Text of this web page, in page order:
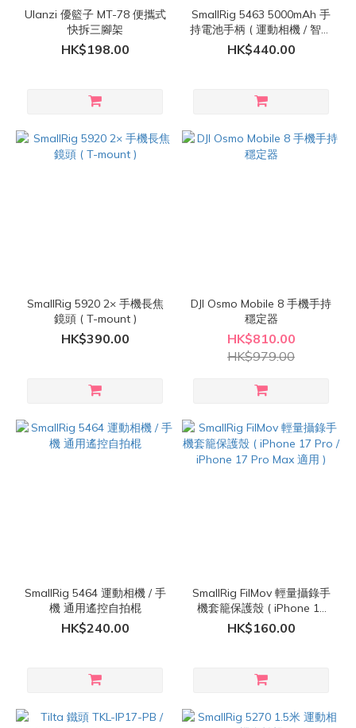
Ulanzi 優籃子 MT-78 便攜式
快拆三腳架
HK$198.00
SmallRig 5463 5000mAh 手
持電池手柄 ( 運動相機 / 智能
電話 適用 )
HK$440.00
SmallRig 5920 2× 手機長焦
鏡頭 ( T-mount )
HK$390.00
DJI Osmo Mobile 8 手機手持
穩定器
HK$810.00
HK$979.00
SmallRig 5464 運動相機 / 手
機 通用遙控自拍棍
HK$240.00
SmallRig FilMov 輕量攝錄手
機套籠保護殼 ( iPhone 17
Pro / iPhone 17 Pro Max 適
HK$160.00